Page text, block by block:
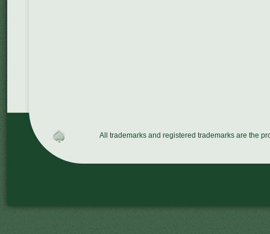
All trademarks and registered trademarks are the